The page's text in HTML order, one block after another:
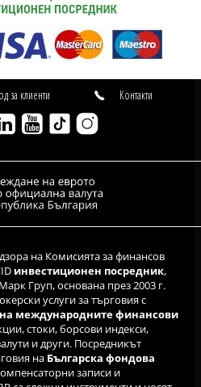
за клиенти Контакти
на Комисията за финансов
инвестиционен посредник,
Груп, основана през 2003 г.
услуги за търговия с
международните финансови
стоки, борсови индекси,
и други. Посредникът
на Българска фондова
записи и